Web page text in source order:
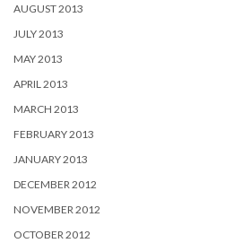
AUGUST 2013
JULY 2013
MAY 2013
APRIL 2013
MARCH 2013
FEBRUARY 2013
JANUARY 2013
DECEMBER 2012
NOVEMBER 2012
OCTOBER 2012